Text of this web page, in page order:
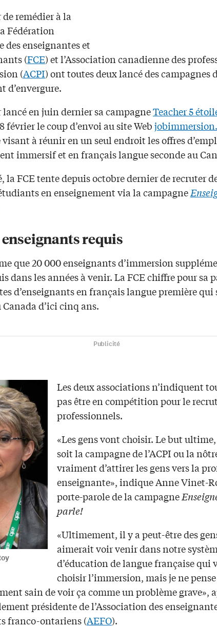
remédier à la
Fédération
des enseignantes et
(FCE) et l’Association canadienne des
(ACPI) ont toutes deux lancé des campagnes
d’envergure.
lancé en juin dernier sa campagneTeacher 5
février le coup d’envoi au site Web
à réunir en un seul endroit les offres
immersif et en français langue seconde au
la FCE tente depuis octobre dernier de recruter
en enseignement via la campagne
requis
que 20 000 enseignants d’immersion
dans les années à venir. La FCE chiffre pour sa
d’enseignants en français langue première qui
d’ici cinq ans.
Publicité
Les deux associations n’indiquent
pas être en compétition pour le
professionnels.
«Les gens vont choisir. Le but
soit la campagne de l’ACPI ou la
vraiment d’attirer les gens vers la
enseignante», indique Anne Vinet-
porte-parole de la campagne
parle!
«Ultimement, il y a peut-être des
aimerait voir venir dans notre
d’éducation de langue française qui
choisir l’immersion, mais je ne
sain de voir ça comme un problème grave»,
présidente de l’Association des
franco-ontariens (AEFO).